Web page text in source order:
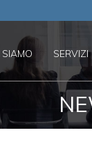
SIAMO SERVIZI